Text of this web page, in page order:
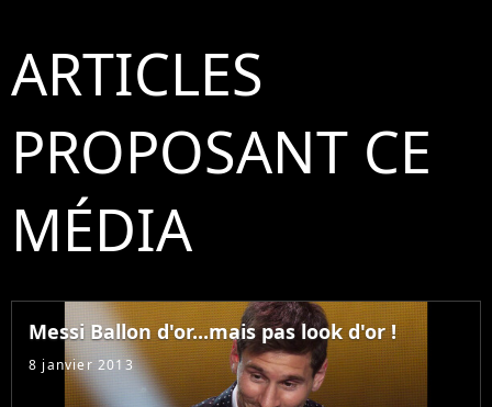
ARTICLES
PROPOSANT CE
MÉDIA
Messi Ballon d'or...mais pas look d'or !
8 janvier 2013